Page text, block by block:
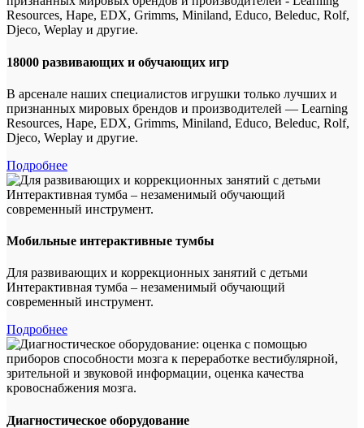
18000 развивающих и обучающих игр
В арсенале наших специалистов игрушки только лучших и
признанных мировых брендов и производителей — Learning
Resources, Hape, EDX, Grimms, Miniland, Educo, Beleduc, Rolf,
Djeco, Weplay и другие.
Подробнее
Мобильные интерактивные тумбы
Для развивающих и коррекционных занятий с детьми
Интерактивная тумба – незаменимый обучающий
современный инструмент.
Подробнее
Диагностическое оборудование